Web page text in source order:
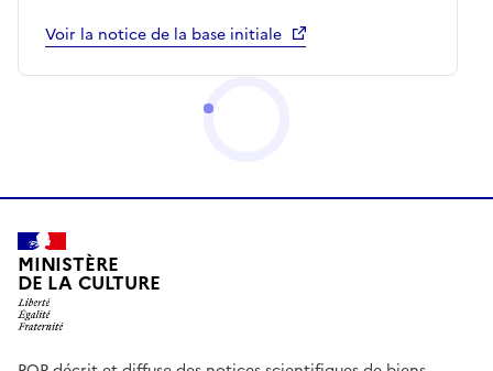
Voir la notice de la base initiale
MINISTÈRE
DE LA CULTURE